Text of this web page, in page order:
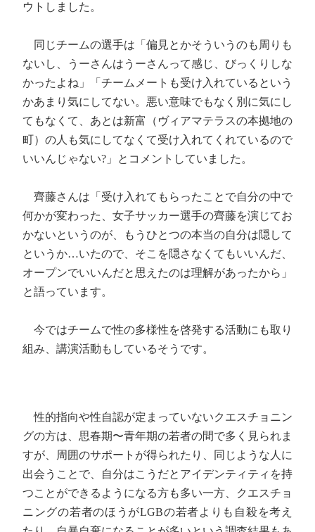
ウトしました。
同じチームの選手は「偏見とかそういうのも周りも
ないし、うーさんはうーさんって感じ、びっくりしな
かったよね」「チームメートも受け入れているという
かあまり気にしてない。悪い意味でもなく別に気にし
てもなくて、あとは新富（ヴィアマテラスの本拠地の
町）の人も気にしてなくて受け入れてくれているので
いいんじゃない?」とコメントしていました。
齊藤さんは「受け入れてもらったことで自分の中で
何かが変わった、女子サッカー選手の齊藤を演じてお
かないというのが、もうひとつの本当の自分は隠して
というか…いたので、そこを隠さなくてもいいんだ、
オープンでいいんだと思えたのは理解があったから」
と語っています。
今ではチームで性の多様性を啓発する活動にも取り
組み、講演活動もしているそうです。
性的指向や性自認が定まっていないクエスチョニン
グの方は、思春期〜青年期の若者の間で多く見られま
すが、周囲のサポートが得られたり、同じような人に
出会うことで、自分はこうだとアイデンティティを持
つことができるようになる方も多い一方、クエスチョ
ニングの若者のほうがLGBの若者よりも自殺を考え